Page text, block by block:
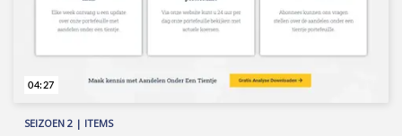
SEIZOEN 2 | ITEMS
04:27